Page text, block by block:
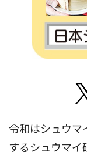
令和はシュウマ
するシュウマイ